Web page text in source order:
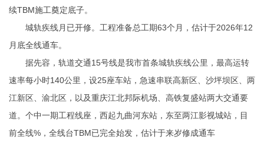
续TBM施工奠定底子。
城轨疾线月已开修。工程准备总工期63个月，估计于2026年12
月底全线通车。
据先容，轨道交通15号线是我市首条城轨疾线公里，最高运转
速率每小时140公里，设25座车站，急速串联高新区、沙坪坝区、两
江新区、渝北区，以及重庆江北邦际机场、高铁复盛站两大交通要
道。个中一期工程线座，西起九曲河东站，东至两江影视城站，目
前全线%，全线台TBM已完全始发，估计于来岁修成通车